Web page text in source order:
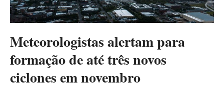
Meteorologistas alertam para
formação de até três novos
ciclones em novembro